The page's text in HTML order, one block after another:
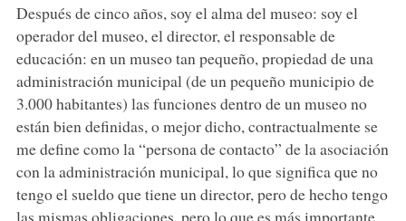
Después de cinco años, soy el alma del museo: soy el
operador del museo, el director, el responsable de
educación: en un museo tan pequeño, propiedad de una
administración municipal (de un pequeño municipio de
3.000 habitantes) las funciones dentro de un museo no
están bien definidas, o mejor dicho, contractualmente se
me define como la “persona de contacto” de la asociación
con la administración municipal, lo que significa que no
tengo el sueldo que tiene un director, pero de hecho tengo
las mismas obligaciones, pero lo que es más importante,